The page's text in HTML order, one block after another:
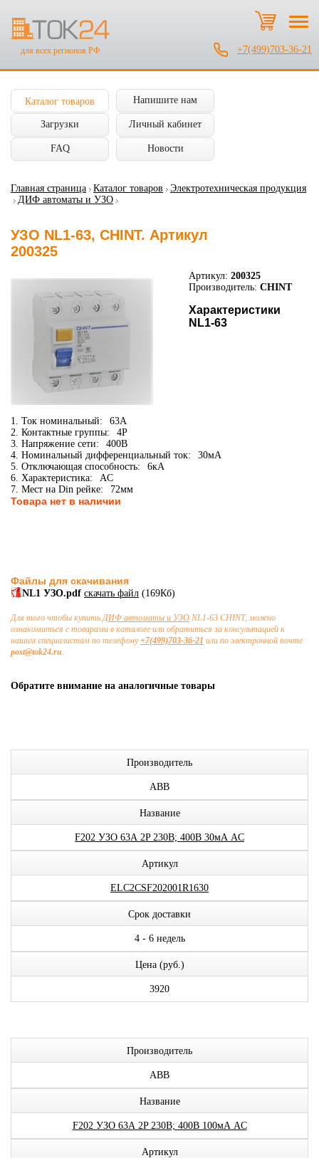
для всех регионов РФ +7(499)703-36-21
Каталог товаров Напишите нам
Загрузки Личный кабинет
FAQ Новости
Главная страница Каталог товаров
Электротехническая продукция
ДИФ автоматы и УЗО
УЗО NL1-63, CHINT. Артикул
200325
Артикул: 200325
Производитель: CHINT
Характеристики
NL1-63
1. Ток номинальный:
63А
2. Контактные группы:
4P
3. Напряжение сети:
400В
4. Номинальный дифференциальный ток:
30мА
5. Отключающая способность:
6кА
6. Характеристика:
AC
7. Мест на Din рейке:
72мм
Товара нет в наличии
Файлы для скачивания
NL1 УЗО.pdf скачать файл (169Кб)
Для того чтобы купитьДИФ автоматы и УЗО NL1-63 CHINT, можно
ознакомиться с товарами в каталоге или обратиться за консультацией к
нашим специалистам по телефону+7(499)703-36-21 или по электронной почте
post@tok24.ru.
Обратите внимание на аналогичные товары
Производитель
ABB
Название
F202 УЗО 63А 2P 230В; 400В 30мА AC
Артикул
ELC2CSF202001R1630
Срок доставки
4 - 6 недель
Цена (руб.)
3920
Производитель
ABB
Название
F202 УЗО 63А 2P 230В; 400В 100мА AC
Артикул